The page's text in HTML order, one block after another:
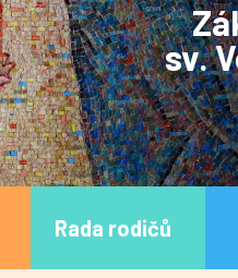
sv.
Rada rodičů